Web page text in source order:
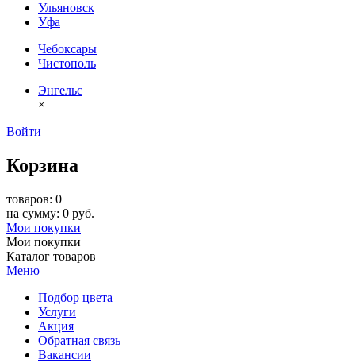
Ульяновск
Уфа
Чебоксары
Чистополь
Энгельс
×
Войти
Корзина
товаров: 0
на сумму: 0 руб.
Мои покупки
Мои покупки
Каталог товаров
Меню
Подбор цвета
Услуги
Акция
Обратная связь
Вакансии